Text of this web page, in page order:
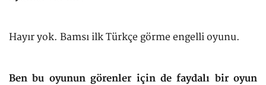
Hayır yok. Bamsı ilk Türkçe görme engelli oyunu.
Ben bu oyunun görenler için de faydalı bir oyun